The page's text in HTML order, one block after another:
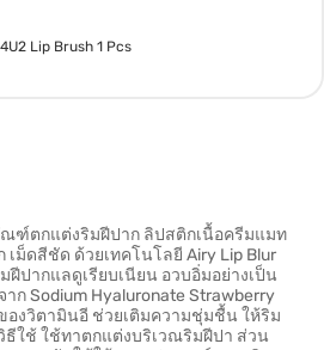
Lip Brush 1 Pcs
ฑ์ตกแต่งริมฝีปาก ลิปสติกเนื้อครีมแมท
เม็ดสีชัด ด้วยเทคโนโลยี Airy Lip Blur
ฝีปากแลดูเรียบเนียน อวบอิ่มอย่างเป็น
ก Sodium Hyaluronate Strawberry
งวิตามินอี ช่วยเติมความชุ่มชื้น ให้ริม
ใช้ ใช้ทาตกแต่งบริเวณริมฝีปา ส่วน